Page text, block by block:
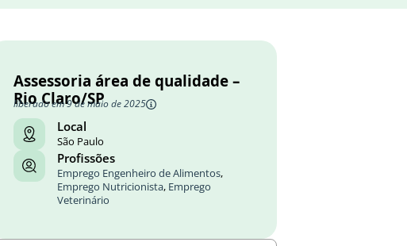
Assessoria área de qualidade –
Rio Claro/SP
liberado em 9 de maio de 2025
Local
São Paulo
Profissões
Emprego Engenheiro de Alimentos,
Emprego Nutricionista, Emprego
Veterinário